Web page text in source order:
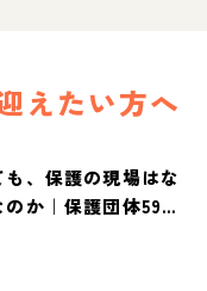
えたい方へ
、保護の現場はな
か｜保護団体59団
護犬・保護猫白書